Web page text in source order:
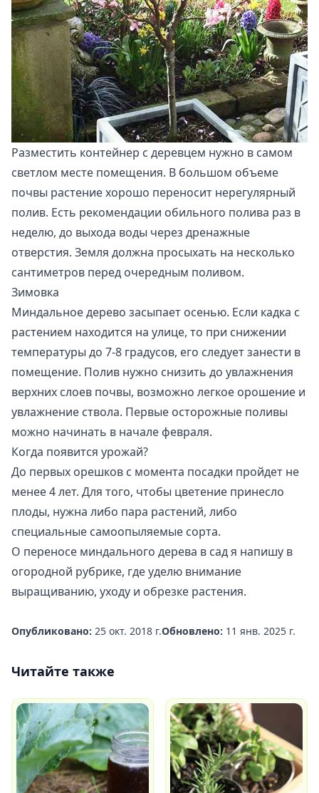
Разместить контейнер с деревцем нужно в самом
светлом месте помещения. В большом объеме
почвы растение хорошо переносит нерегулярный
полив. Есть рекомендации обильного полива раз в
неделю, до выхода воды через дренажные
отверстия. Земля должна просыхать на несколько
сантиметров перед очередным поливом.
Зимовка
Миндальное дерево засыпает осенью. Если кадка с
растением находится на улице, то при снижении
температуры до 7-8 градусов, его следует занести в
помещение. Полив нужно снизить до увлажнения
верхних слоев почвы, возможно легкое орошение и
увлажнение ствола. Первые осторожные поливы
можно начинать в начале февраля.
Когда появится урожай?
До первых орешков с момента посадки пройдет не
менее 4 лет. Для того, чтобы цветение принесло
плоды, нужна либо пара растений, либо
специальные самоопыляемые сорта.
О переносе миндального дерева в сад я напишу в
огородной рубрике, где уделю внимание
выращиванию, уходу и обрезке растения.
Опубликовано: 25 окт. 2018 г.Обновлено: 11 янв. 2025 г.
Читайте также